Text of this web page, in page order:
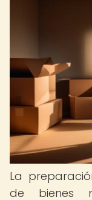
La
de bienes